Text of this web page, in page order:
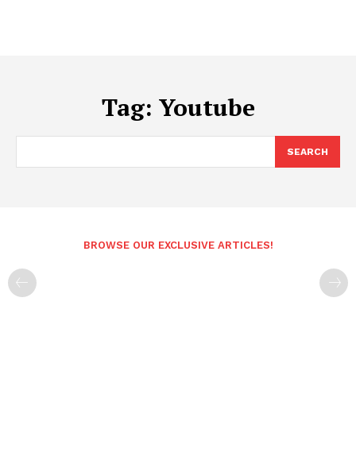
Tag: Youtube
SEARCH
BROWSE OUR EXCLUSIVE ARTICLES!